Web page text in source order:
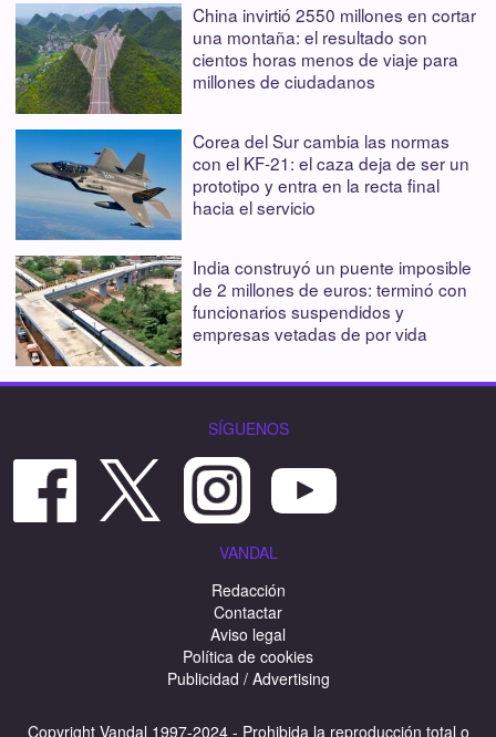
China invirtió 2550 millones en cortar
una montaña: el resultado son
cientos horas menos de viaje para
millones de ciudadanos
Corea del Sur cambia las normas
con el KF-21: el caza deja de ser un
prototipo y entra en la recta final
hacia el servicio
India construyó un puente imposible
de 2 millones de euros: terminó con
funcionarios suspendidos y
empresas vetadas de por vida
SÍGUENOS
VANDAL
Redacción
Contactar
Aviso legal
Política de cookies
Publicidad / Advertising
Copyright Vandal 1997-2024 - Prohibida la reproducción total o